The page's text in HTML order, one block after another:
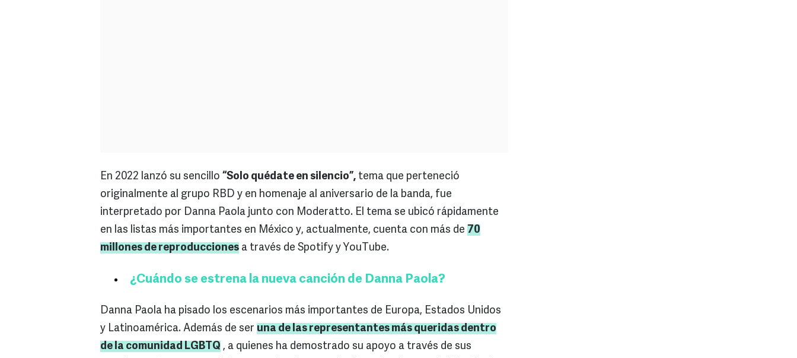
En 2022 lanzó su sencillo “Solo quédate en silencio”, tema que perteneció
originalmente al grupo RBD y en homenaje al aniversario de la banda, fue
interpretado por Danna Paola junto con Moderatto. El tema se ubicó rápidamente
en las listas más importantes en México y, actualmente, cuenta con más de 70
millones de reproducciones a través de Spotify y YouTube.
¿Cuándo se estrena la nueva canción de Danna Paola?
Danna Paola ha pisado los escenarios más importantes de Europa, Estados Unidos
y Latinoamérica. Además de ser una de las representantes más queridas dentro
de la comunidad LGBTQ , a quienes ha demostrado su apoyo a través de sus